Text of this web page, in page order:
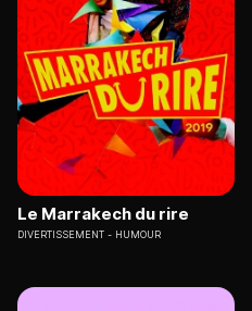
Le Marrakech du rire
DIVERTISSEMENT HUMOUR